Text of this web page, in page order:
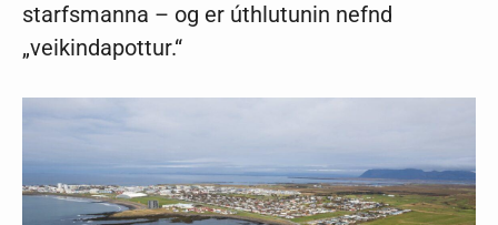
starfsmanna – og er úthlutunin nefnd
„veikindapottur.“